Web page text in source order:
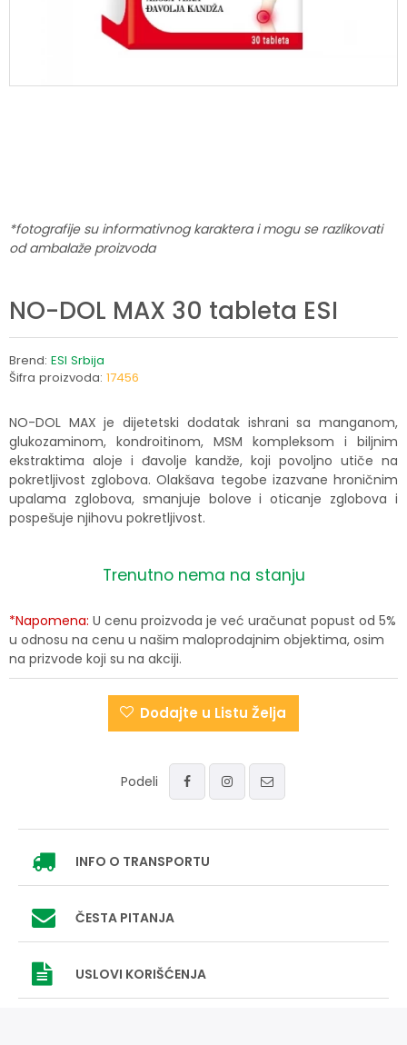
*fotografije su informativnog karaktera i mogu se razlikovati
od ambalaže proizvoda
NO-DOL MAX 30 tableta ESI
Brend: ESI Srbija
Šifra proizvoda: 17456
NO-DOL MAX je dijetetski dodatak ishrani sa manganom,
glukozaminom, kondroitinom, MSM kompleksom i biljnim
ekstraktima aloje i đavolje kandže, koji povoljno utiče na
pokretljivost zglobova. Olakšava tegobe izazvane hroničnim
upalama zglobova, smanjuje bolove i oticanje zglobova i
pospešuje njihovu pokretljivost.
Trenutno nema na stanju
*Napomena: U cenu proizvoda je već uračunat popust od 5%
u odnosu na cenu u našim maloprodajnim objektima, osim
na prizvode koji su na akciji.
Dodajte u Listu Želja
Podeli
INFO O TRANSPORTU
ČESTA PITANJA
USLOVI KORIŠĆENJA